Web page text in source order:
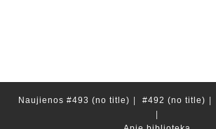
Naujienos #493 (no title) #492 (no title)